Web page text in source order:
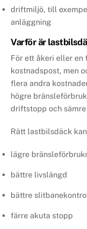
driftmiljö, till
anläggning
Varför är
För ett åkeri eller
kostnadspost, men
flera andra
högre
driftstopp och
Rätt lastbilsdäck
lägre
bättre livslängd
bättre
färre akuta stopp